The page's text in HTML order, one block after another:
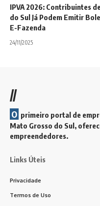
IPVA 2026: Contribuintes
do Sul Já Podem Emitir
E-Fazenda
24/11/2025
//
O primeiro portal de
Mato Grosso do Sul,
empreendedores.
Links Úteis
Privacidade
Termos de Uso